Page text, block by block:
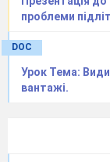
проблеми
DOC
Урок Тема:
вантажі.